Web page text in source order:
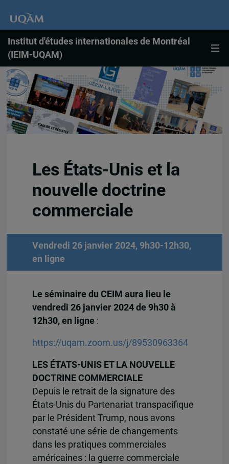
Institut d'études internationales de Montréal
(IEIM-UQAM)
Les États-Unis et la
nouvelle doctrine
commerciale
Vendredi 26 janvier 2024, 9h30-12h30,
en ligne
Le séminaire du CEIM aura lieu le
vendredi 26 janvier 2024 de 9h30 à
12h30, en ligne:
https://uqam.zoom.us/j/89530963364
LES ÉTATS-UNIS ET LA NOUVELLE
DOCTRINE COMMERCIALE
Depuis le retrait de la signature des
États-Unis du Partenariat transpacifique
par le Président Trump, nous avons
constaté une série de changements
dans les pratiques commerciales
américaines : la guerre commerciale